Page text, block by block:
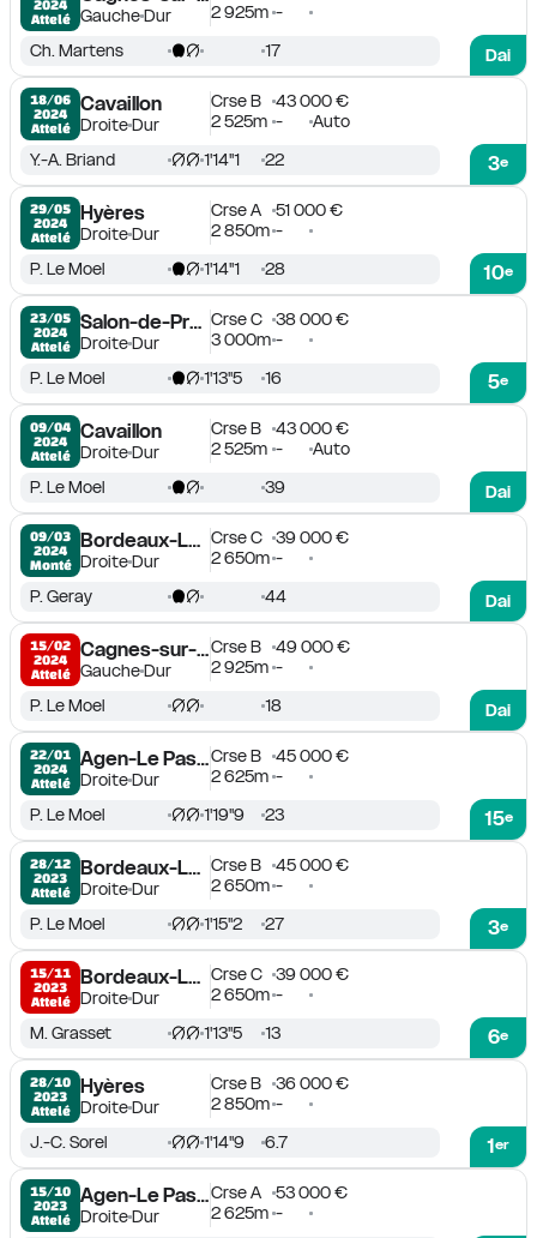
2024
Attelé
GaucheDur
2 925m -
Dai
Ch. Martens 17
18/06
2024
Attelé
Cavaillon
DroiteDur
Crse B
43 000 €
2 525m - Auto
3e
Y.-A. Briand 1'14''1 22
29/05
2024
Attelé
Hyères
DroiteDur
Crse A
51 000 €
2 850m -
10e
P. Le Moel 1'14''1 28
23/05
2024
Attelé
Salon-de-Provence
DroiteDur
Crse C
38 000 €
3 000m -
5e
P. Le Moel 1'13''5 16
09/04
2024
Attelé
Cavaillon
DroiteDur
Crse B
43 000 €
2 525m -
Auto
Dai
P. Le Moel 39
09/03
2024
Monté
Bordeaux-Le Bouscat
DroiteDur
Crse C
39 000 €
2 650m -
Dai
P. Geray 44
15/02
2024
Attelé
Cagnes-sur-Mer
GaucheDur
Crse B
49 000 €
2 925m -
Dai
P. Le Moel 18
22/01
2024
Attelé
Agen-Le Passage
DroiteDur
Crse B
45 000 €
2 625m -
15e
P. Le Moel 1'19''9 23
28/12
2023
Attelé
Bordeaux-Le Bouscat
DroiteDur
Crse B
45 000 €
2 650m -
3e
P. Le Moel 1'15''2 27
15/11
2023
Attelé
Bordeaux-Le Bouscat
DroiteDur
Crse C
39 000 €
2 650m -
6e
M. Grasset 1'13''5 13
28/10
2023
Attelé
Hyères
DroiteDur
Crse B
36 000 €
2 850m -
1er
J.-C. Sorel 1'14''9 6.7
15/10
2023
Attelé
Agen-Le Passage
DroiteDur
Crse A
53 000 €
2 625m -